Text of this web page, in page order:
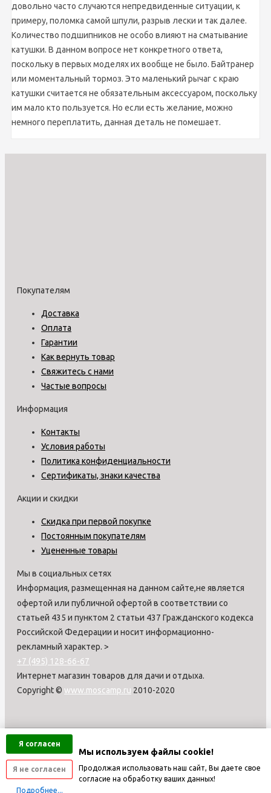
Я согласен
Я не согласен
Подробнее...
Мы используем файлы cookie!
Продолжая использовать наш сайт, Вы даете свое
согласие на обработку ваших данных!
довольно часто случаются непредвиденные ситуации, к
примеру, поломка самой шпули, разрыв лески и так далее.
Количество подшипников не особо влияют на сматывание
катушки. В данном вопросе нет конкретного ответа,
поскольку в первых моделях их вообще не было. Байтранер
или моментальный тормоз. Это маленький рычаг с краю
катушки считается не обязательным аксессуаром, поскольку
им мало кто пользуется. Но если есть желание, можно
немного переплатить, данная деталь не помешает.
Покупателям
Доставка
Оплата
Гарантии
Как вернуть товар
Свяжитесь с нами
Частые вопросы
Информация
Контакты
Условия работы
Политика конфиденциальности
Сертификаты, знаки качества
Акции и скидки
Скидка при первой покупке
Постоянным покупателям
Уцененные товары
Мы в социальных сетях
Информация, размещенная на данном сайте,не является
офертой или публичной офертой в соответствии со
статьей 435 и пунктом 2 статьи 437 Гражданского кодекса
Российской Федерации и носит информационно-
рекламный характер. >
+7 (495) 128-66-67
Интернет магазин товаров для дачи и отдыха.
Copyright © www.moscamp.ru 2010-2020